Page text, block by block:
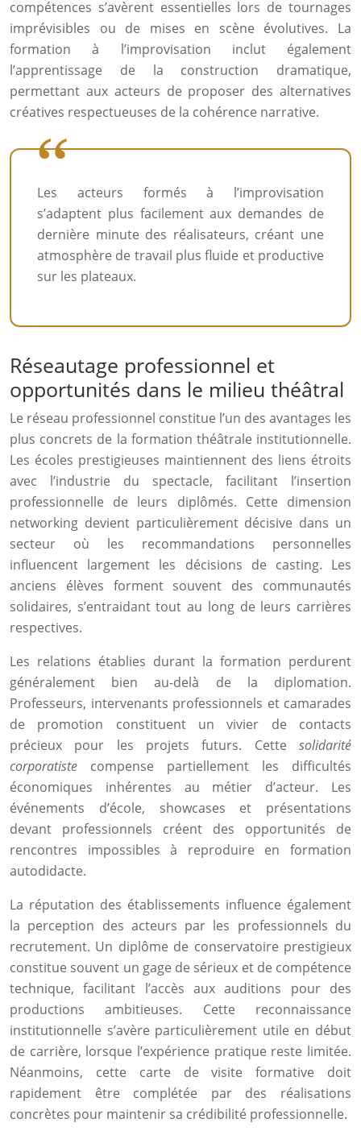
compétences s’avèrent essentielles lors de tournages
imprévisibles ou de mises en scène évolutives. La
formation à l’improvisation inclut également
l’apprentissage de la construction dramatique,
permettant aux acteurs de proposer des alternatives
créatives respectueuses de la cohérence narrative.
Les acteurs formés à l’improvisation
s’adaptent plus facilement aux demandes de
dernière minute des réalisateurs, créant une
atmosphère de travail plus fluide et productive
sur les plateaux.
Réseautage professionnel et
opportunités dans le milieu théâtral
Le réseau professionnel constitue l’un des avantages les
plus concrets de la formation théâtrale institutionnelle.
Les écoles prestigieuses maintiennent des liens étroits
avec l’industrie du spectacle, facilitant l’insertion
professionnelle de leurs diplômés. Cette dimension
networking devient particulièrement décisive dans un
secteur où les recommandations personnelles
influencent largement les décisions de casting. Les
anciens élèves forment souvent des communautés
solidaires, s’entraidant tout au long de leurs carrières
respectives.
Les relations établies durant la formation perdurent
généralement bien au-delà de la diplomation.
Professeurs, intervenants professionnels et camarades
de promotion constituent un vivier de contacts
précieux pour les projets futurs. Cette solidarité
corporatiste compense partiellement les difficultés
économiques inhérentes au métier d’acteur. Les
événements d’école, showcases et présentations
devant professionnels créent des opportunités de
rencontres impossibles à reproduire en formation
autodidacte.
La réputation des établissements influence également
la perception des acteurs par les professionnels du
recrutement. Un diplôme de conservatoire prestigieux
constitue souvent un gage de sérieux et de compétence
technique, facilitant l’accès aux auditions pour des
productions ambitieuses. Cette reconnaissance
institutionnelle s’avère particulièrement utile en début
de carrière, lorsque l’expérience pratique reste limitée.
Néanmoins, cette carte de visite formative doit
rapidement être complétée par des réalisations
concrètes pour maintenir sa crédibilité professionnelle.